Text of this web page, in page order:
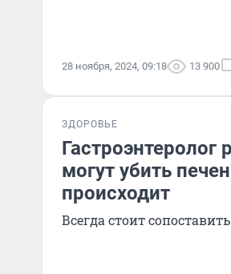
28 ноября, 2024, 09:18 13 900
ЗДОРОВЬЕ
Гастроэнтеролог
могут убить
происходит
Всегда стоит